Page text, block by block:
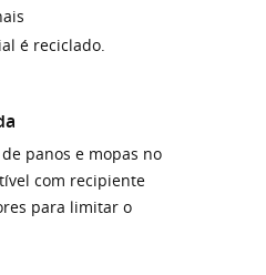
é reciclado.
panos e mopas no
com recipiente
para limitar o